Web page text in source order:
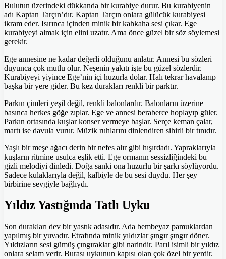
Bulutun üzerindeki dükkanda bir kurabiye durur. Bu kurabiyenin
adı Kaptan Tarçın’dır. Kaptan Tarçın onlara gülücük kurabiyesi
ikram eder. Isırınca içinden minik bir kahkaha sesi çıkar. Ege
kurabiyeyi almak için elini uzatır. Ama önce güzel bir söz söylemesi
gerekir.
Ege annesine ne kadar değerli olduğunu anlatır. Annesi bu sözleri
duyunca çok mutlu olur. Neşenin yakıtı işte bu güzel sözlerdir.
Kurabiyeyi yiyince Ege’nin içi huzurla dolar. Halı tekrar havalanıp
başka bir yere gider. Bu kez durakları renkli bir parktır.
Parkın çimleri yeşil değil, renkli balonlardır. Balonların üzerine
basınca herkes göğe zıplar. Ege ve annesi beraberce hoplayıp güler.
Parkın ortasında kuşlar konser vermeye başlar. Serçe keman çalar,
martı ise davula vurur. Müzik ruhlarını dinlendiren sihirli bir tınıdır.
Yaşlı bir meşe ağacı derin bir nefes alır gibi hışırdadı. Yapraklarıyla
kuşların ritmine usulca eşlik etti. Ege ormanın sessizliğindeki bu
gizli melodiyi dinledi. Doğa sanki ona huzurlu bir şarkı söylüyordu.
Sadece kulaklarıyla değil, kalbiyle de bu sesi duydu. Her şey
birbirine sevgiyle bağlıydı.
Yıldız Yastığında Tatlı Uyku
Son durakları dev bir yastık adasıdır. Ada bembeyaz pamuklardan
yapılmış bir yuvadır. Etrafında minik yıldızlar şıngır şıngır döner.
Yıldızların sesi gümüş çıngıraklar gibi narindir. Parıl isimli bir yıldız
onlara selam verir. Burası uykunun kapısı olan çok özel bir yerdir.